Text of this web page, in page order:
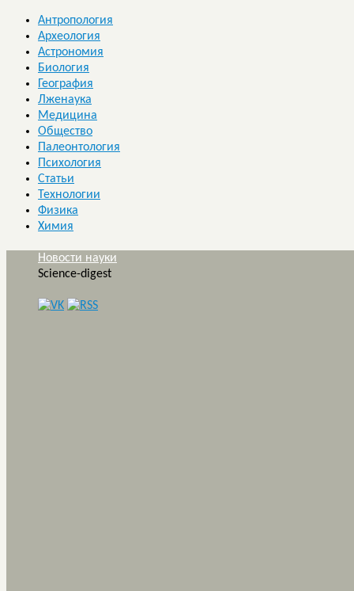
Антропология
Археология
Астрономия
Биология
География
Лженаука
Медицина
Общество
Палеонтология
Психология
Статьи
Технологии
Физика
Химия
Новости науки
Science-digest